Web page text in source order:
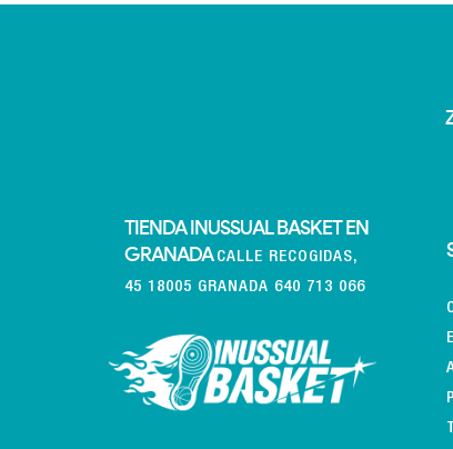
TIENDA INUSSUAL BASKET EN
GRANADA CALLE RECOGIDAS,
45 18005 GRANADA 640 713 066